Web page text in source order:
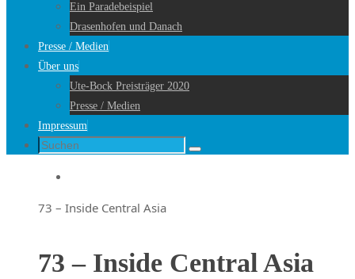
Ein Paradebeispiel
Drasenhofen und Danach
Presse / Medien
Über uns
Ute-Bock Preisträger 2020
Presse / Medien
Impressum
Suche
Suchen
Startseite
73 – Inside Central Asia
73 – Inside Central Asia